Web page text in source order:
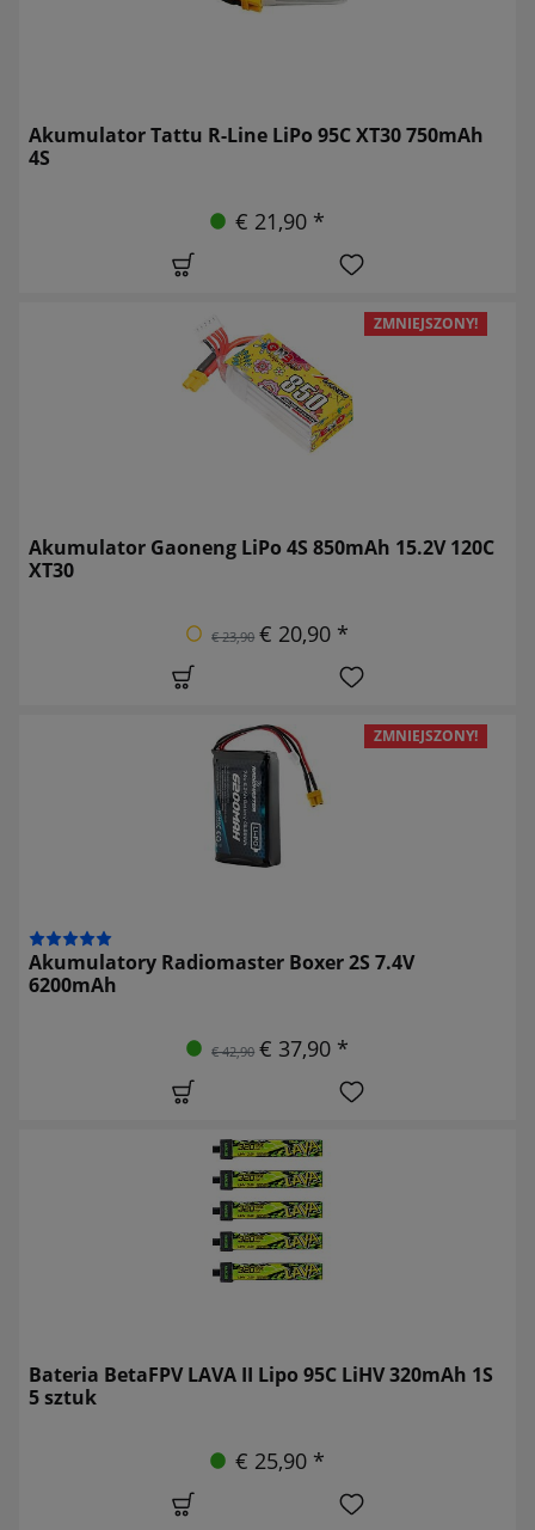
Akumulator Tattu R-Line LiPo 95C XT30 750mAh
4S
€ 21,90 *
ZMNIEJSZONY!
Akumulator Gaoneng LiPo 4S 850mAh 15.2V 120C
XT30
€ 23,90 € 20,90 *
ZMNIEJSZONY!
Akumulatory Radiomaster Boxer 2S 7.4V
6200mAh
€ 42,90 € 37,90 *
Bateria BetaFPV LAVA II Lipo 95C LiHV 320mAh 1S
5 sztuk
€ 25,90 *